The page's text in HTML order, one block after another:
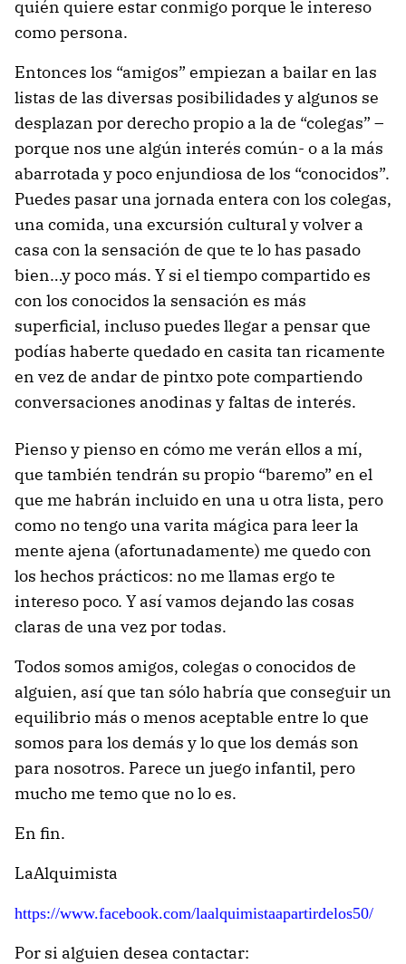
quién quiere estar conmigo porque le intereso
como persona.
Entonces los “amigos” empiezan a bailar en las
listas de las diversas posibilidades y algunos se
desplazan por derecho propio a la de “colegas” –
porque nos une algún interés común- o a la más
abarrotada y poco enjundiosa de los “conocidos”.
Puedes pasar una jornada entera con los colegas,
una comida, una excursión cultural y volver a
casa con la sensación de que te lo has pasado
bien…y poco más. Y si el tiempo compartido es
con los conocidos la sensación es más
superficial, incluso puedes llegar a pensar que
podías haberte quedado en casita tan ricamente
en vez de andar de pintxo pote compartiendo
conversaciones anodinas y faltas de interés.
Pienso y pienso en cómo me verán ellos a mí,
que también tendrán su propio “baremo” en el
que me habrán incluido en una u otra lista, pero
como no tengo una varita mágica para leer la
mente ajena (afortunadamente) me quedo con
los hechos prácticos: no me llamas ergo te
intereso poco. Y así vamos dejando las cosas
claras de una vez por todas.
Todos somos amigos, colegas o conocidos de
alguien, así que tan sólo habría que conseguir un
equilibrio más o menos aceptable entre lo que
somos para los demás y lo que los demás son
para nosotros. Parece un juego infantil, pero
mucho me temo que no lo es.
En fin.
LaAlquimista
https://www.facebook.com/laalquimistaapartirdelos50/
Por si alguien desea contactar: